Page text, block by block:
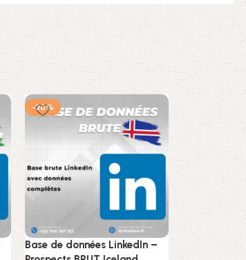
-28%
Base de données LinkedIn –
-5%
Fichier brut